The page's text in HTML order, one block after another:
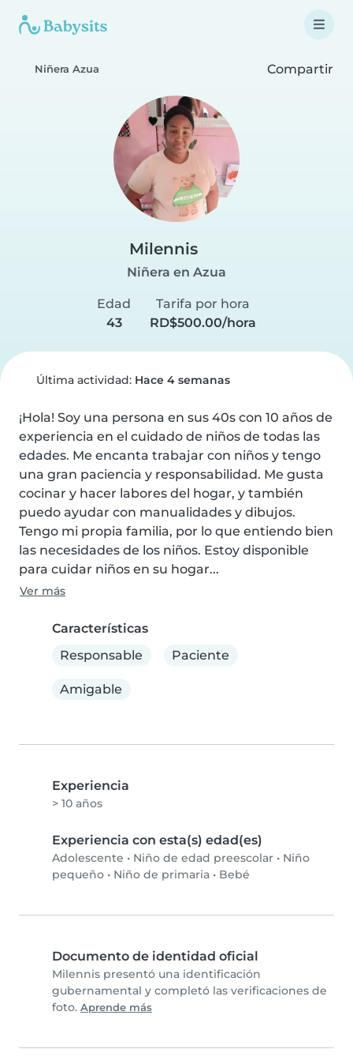
Niñera Azua Compartir
Milennis
Niñera en Azua
Edad
43
Tarifa por hora
RD$500.00/hora
Última actividad: Hace 4 semanas
¡Hola! Soy una persona en sus 40s con 10 años de
experiencia en el cuidado de niños de todas las
edades. Me encanta trabajar con niños y tengo
una gran paciencia y responsabilidad. Me gusta
cocinar y hacer labores del hogar, y también
puedo ayudar con manualidades y dibujos.
Tengo mi propia familia, por lo que entiendo bien
las necesidades de los niños. Estoy disponible
para cuidar niños en su hogar...
Ver más
Características
Responsable
Paciente
Amigable
Experiencia
> 10 años
Experiencia con esta(s) edad(es)
Adolescente • Niño de edad preescolar • Niño
pequeño • Niño de primaria • Bebé
Documento de identidad oficial
Milennis presentó una identificación
gubernamental y completó las verificaciones de
foto. Aprende más